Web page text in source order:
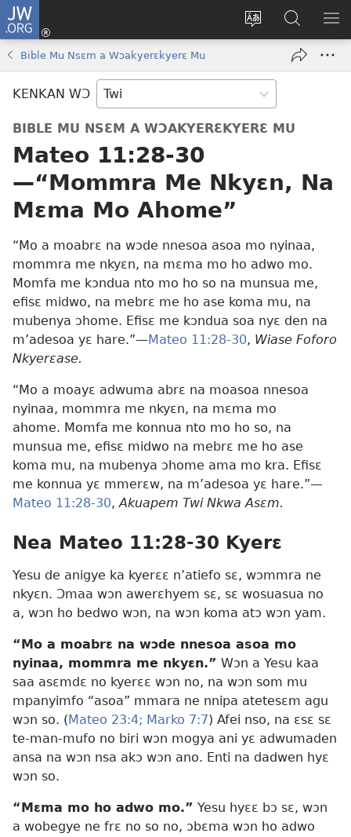
JW.ORG
Sesa
wɛbsaet
kasa
Kɔ
Mu
window)
Hwehwɛ
JW.ORG
YI
Bible Mu Nsɛm a Wɔakyerɛkyerɛ Mu
KENKAN WƆ
BIBLE MU NSƐM A WƆAKYERƐKYERƐ MU
Mateo 11:28-30
—“Mommra Me Nkyɛn, Na
Mɛma Mo Ahome”
“Mo a moabrɛ na wɔde nnesoa asoa mo nyinaa,
mommra me nkyɛn, na mɛma mo ho adwo mo.
Momfa me kɔndua nto mo ho so na munsua me,
efisɛ midwo, na mebrɛ me ho ase koma mu, na
mubenya ɔhome. Efisɛ me kɔndua soa nyɛ den na
m’adesoa yɛ hare.”—Mateo 11:28-30, Wiase Foforo
Nkyerɛase.
“Mo a moayɛ adwuma abrɛ na moasoa nnesoa
nyinaa, mommra me nkyɛn, na mɛma mo
ahome. Momfa me konnua nto mo ho so, na
munsua me, efisɛ midwo na mebrɛ me ho ase
koma mu, na mubenya ɔhome ama mo kra. Efisɛ
me konnua yɛ mmerɛw, na mʼadesoa yɛ hare.”—
Mateo 11:28-30,Akuapem Twi Nkwa Asɛm.
Nea Mateo 11:28-30 Kyerɛ
Yesu de anigye ka kyerɛɛ n’atiefo sɛ, wɔmmra ne
nkyɛn. Ɔmaa wɔn awerɛhyem sɛ, sɛ wosuasua no
a, wɔn ho bedwo wɔn, na wɔn koma atɔ wɔn yam.
“Mo a moabrɛ na wɔde nnesoa asoa mo
nyinaa, mommra me nkyɛn.” Wɔn a Yesu kaa
saa asɛmdɛ no kyerɛɛ wɔn no, na wɔn som mu
mpanyimfo “asoa” mmara ne nnipa atetesɛm agu
wɔn so. ( Mateo 23:4; Marko 7:7) Afei nso, na ɛsɛ sɛ
te-man-mufo no biri wɔn mogya ani yɛ adwumaden
ansa na wɔn nsa akɔ wɔn ano. Enti na dadwen hyɛ
wɔn so.
“Mɛma mo ho adwo mo.” Yesu hyɛɛ bɔ sɛ, wɔn
a wobegye ne frɛ no so no, ɔbɛma wɔn ho adwo